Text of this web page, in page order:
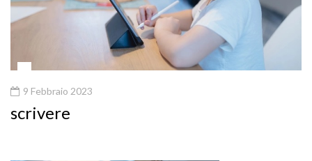
9 Febbraio 2023
scrivere